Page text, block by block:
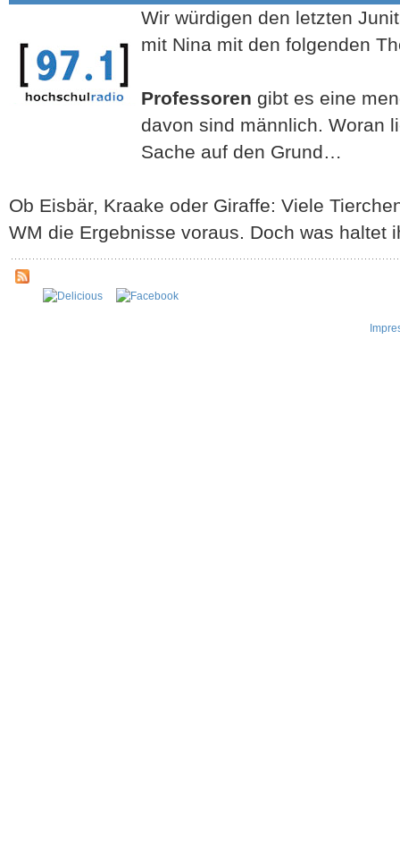
Wir würdigen den letzten
mit Nina mit den folgenden
Professoren gibt es eine
davon sind männlich. Woran
Sache auf den Grund…
Ob Eisbär, Kraake oder Giraffe: Viele
WM die Ergebnisse voraus. Doch was